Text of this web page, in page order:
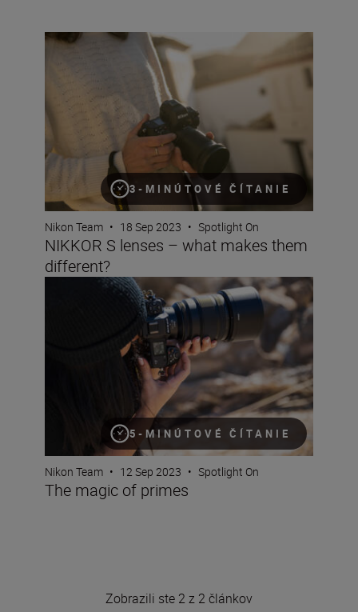
3-MINÚTOVÉ ČÍTANIE
NIKKOR S lenses – what makes them different?
Nikon Team • 18 Sep 2023 • Spotlight On
NIKKOR S lenses – what makes them
different?
5-MINÚTOVÉ ČÍTANIE
The magic of primes
Nikon Team • 12 Sep 2023 • Spotlight On
The magic of primes
Zobrazili ste 2 z 2 článkov